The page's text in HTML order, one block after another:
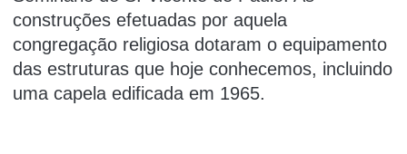
construções efetuadas por aquela
congregação religiosa dotaram o equipamento
das estruturas que hoje conhecemos, incluindo
uma capela edificada em 1965.